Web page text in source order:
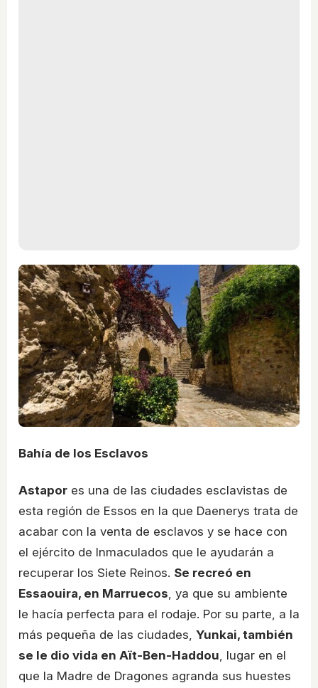
Bahía de los Esclavos
Astapor es una de las ciudades esclavistas de
esta región de Essos en la que Daenerys trata de
acabar con la venta de esclavos y se hace con
el ejército de Inmaculados que le ayudarán a
recuperar los Siete Reinos. Se recreó en
Essaouira, en Marruecos , ya que su ambiente
le hacía perfecta para el rodaje. Por su parte, a la
más pequeña de las ciudades, Yunkai, también
se le dio vida en Aït-Ben-Haddou , lugar en el
que la Madre de Dragones agranda sus huestes